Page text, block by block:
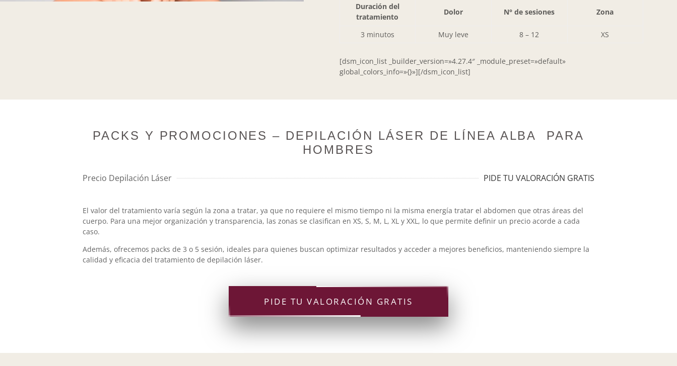
Duración del
tratamiento
Dolor N° de sesiones Zona
3 minutos Muy leve 8 – 12 XS
[dsm_icon_list _builder_version=»4.27.4″ _module_preset=»default»
global_colors_info=»{}»][/dsm_icon_list]
PACKS Y PROMOCIONES – DEPILACIÓN LÁSER DE LÍNEA ALBA PARA
HOMBRES
Precio Depilación Láser PIDE TU VALORACIÓN GRATIS
El valor del tratamiento varía según la zona a tratar, ya que no requiere el mismo tiempo ni la misma energía tratar el abdomen que otras áreas del
cuerpo. Para una mejor organización y transparencia, las zonas se clasifican en XS, S, M, L, XL y XXL, lo que permite definir un precio acorde a cada
caso.
Además, ofrecemos packs de 3 o 5 sesión, ideales para quienes buscan optimizar resultados y acceder a mejores beneficios, manteniendo siempre la
calidad y eficacia del tratamiento de depilación láser.
PIDE TU VALORACIÓN GRATIS